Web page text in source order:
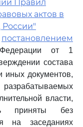
Правил
актов в
постановлением
Федерации от 1
состава
иных документов,
власти,
приняты без
на заседаниях